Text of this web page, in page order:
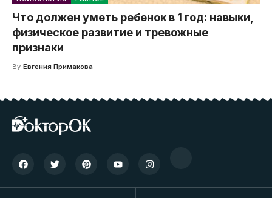
Что должен уметь ребенок в 1 год: навыки,
физическое развитие и тревожные
признаки
By Евгения Примакова